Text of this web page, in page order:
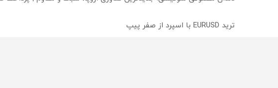
ترید EURUSD با اسپرد از صفر پیپ